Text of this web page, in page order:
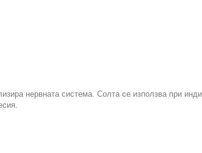
нервната система. Солта се използва при